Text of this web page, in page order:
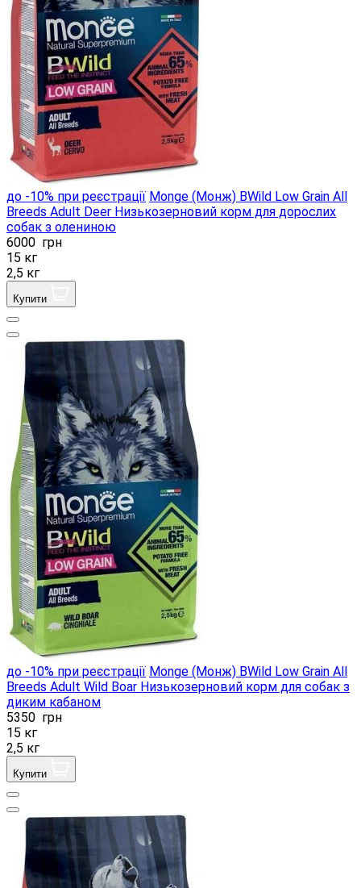
до -10% при реєстрації Monge (Монж) BWild Low Grain All
Breeds Adult Deer Низькозерновий корм для дорослих
собак з олениною
6000 грн
15 кг
2,5 кг
Купити
до -10% при реєстрації Monge (Монж) BWild Low Grain All
Breeds Adult Wild Boar Низькозерновий корм для собак з
диким кабаном
5350 грн
15 кг
2,5 кг
Купити